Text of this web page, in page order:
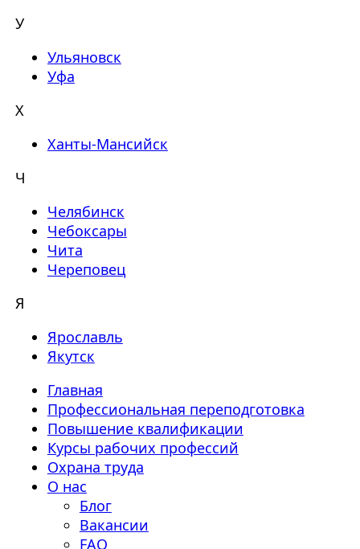
У
Ульяновск
Уфа
Х
Ханты-Мансийск
Ч
Челябинск
Чебоксары
Чита
Череповец
Я
Ярославль
Якутск
Главная
Профессиональная переподготовка
Повышение квалификации
Курсы рабочих профессий
Охрана труда
О нас
Блог
Вакансии
FAQ